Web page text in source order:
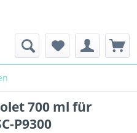
700 ml für
P9300